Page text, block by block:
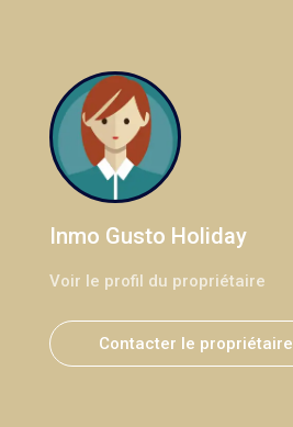
Inmo Gusto Holiday
Voir le profil du propriétaire
Contacter le propriétaire